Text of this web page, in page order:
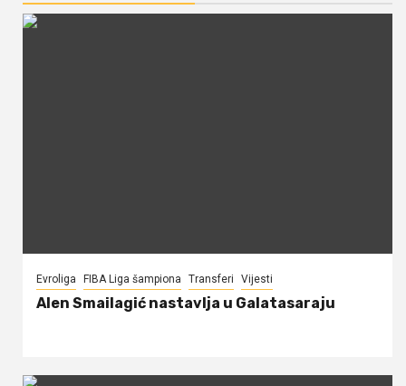
Evroliga FIBA Liga šampiona Transferi Vijesti
Alen Smailagić nastavlja u Galatasaraju